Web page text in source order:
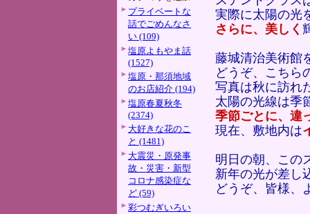
プライベートな
話でごめんなさ
い (109)
塩原よもやま話
(1527)
塩原・那須地域
のお店紹介 (194)
塩原春夏秋冬
(2374)
大好きな花のこ
と (1481)
大震災・原発事
故・災害・新型
コロナ感染症な
ど (59)
彩つむぎいろい
実際に太陽の光
さらに、美しく
藤城清治美術館
どうぞ、こちら
写真は秋に訪れ
太陽の光線は季
季節ごとに、違
現在、敷地内は
明日の朝、この
新年の光が差し
どうぞ、皆様、